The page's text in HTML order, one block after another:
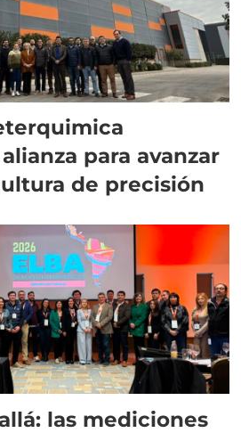
para avanzar
de precisión
las mediciones